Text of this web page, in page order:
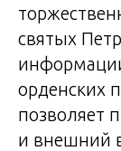
святых
орденских
позволяет
и внешний